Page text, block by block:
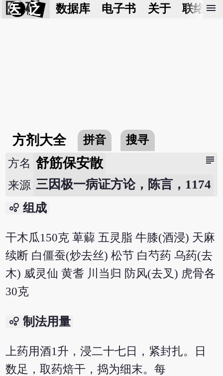
医 砭 数据库 电子书 关于 联络我
menu
方剂大全 拼音 搜寻
subject
方名 舒筋保安散
来源 三因极一病证方论，陈言，1174
bubble_chart 组成
干木瓜150克 萆薢 五灵脂 牛膝(酒浸) 天麻
续断 白僵蚕(炒去丝) 松节 白芍药 乌药(去
木) 威灵仙 黄耆 川当归 防风(去叉) 虎骨各
30克
bubble_chart 制法用量
上药用酒1升，浸二十七日，紧封扎。日
数足，取药焙干，捣为细末。每